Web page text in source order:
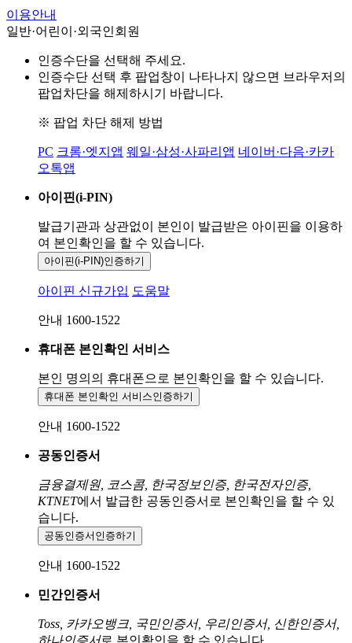
이용안내
일반·어린이·외국인회원
인증수단을 선택해 주세요.
인증수단 선택 후 팝업창이 나타나지 않으면 브라우저의
팝업차단을 해제하시기 바랍니다.
※ 팝업 차단 해제 방법
PC 크롬·엣지앱 웨일·삼성·사파리앱 네이버·다음·카카
오톡앱
아이핀(i-PIN)
발급기관과 상관없이 본인이 발급받은 아이핀을 이용하
여 본인확인을 할 수 있습니다.
아이핀(i-PIN)인증하기
아이핀 신규가입 도움말
안내 1600-1522
휴대폰 본인확인 서비스
본인 명의의 휴대폰으로 본인확인을 할 수 있습니다.
휴대폰 본인확인 서비스인증하기
안내 1600-1522
공동인증서
금융결제원, 코스콤, 한국정보인증, 한국전자인증,
KTNET에서 발급한 공동인증서로 본인확인을 할 수 있
습니다.
공동인증서 인증하기
안내 1600-1522
민간인증서
Toss, 카카오뱅크, 국민인증서, 우리인증서, 신한인증서,